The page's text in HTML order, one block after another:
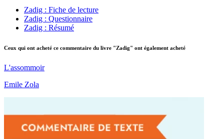
Zadig : Fiche de lecture
Zadig : Questionnaire
Zadig : Résumé
Ceux qui ont acheté ce commentaire du livre "Zadig" ont également acheté
L'assommoir
Emile Zola